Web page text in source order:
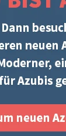
alle
abwickeln
im Prüfungsfach
von
.
und der